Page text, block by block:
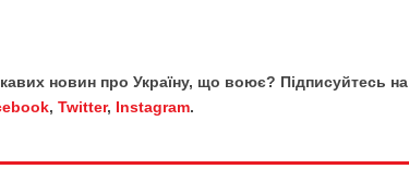
новин про Україну, що воює? Підписуйтесь на
, Twitter, Instagram.